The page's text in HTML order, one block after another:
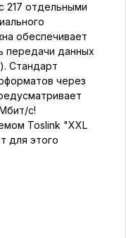
217 отдельными
обеспечивает
передачи данных
Стандарт
через
с!
Toslink "XXL
для этого